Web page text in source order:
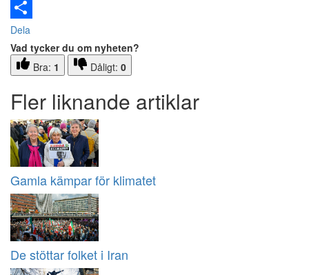
Email
Dela
Vad tycker du om nyheten?
Bra: 1 Dåligt: 0
Fler liknande artiklar
Gamla kämpar för klimatet
De stöttar folket i Iran